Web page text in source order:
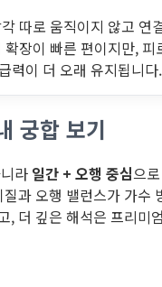
각 따로 움직이지 않고 연
확장이 빠른 편이지만, 피
력이 더 오래 유지됩니다.
궁합 보기
라 일간 + 오행 중심으
과 오행 밸런스가 가수
, 더 깊은 해석은 프리미